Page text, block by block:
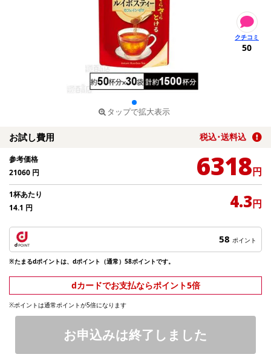
タップで拡大表示
50
お試し費用 税込･送料込
参考価格
21060 円 6318円
1杯あたり
14.1 円 4.3円
58 ポイント
※たまるdポイントは、dポイント（通常）58ポイントです。
dカードでお支払ならポイント5倍
※ポイントは通常ポイントが5倍になります
お申込みは終了しました